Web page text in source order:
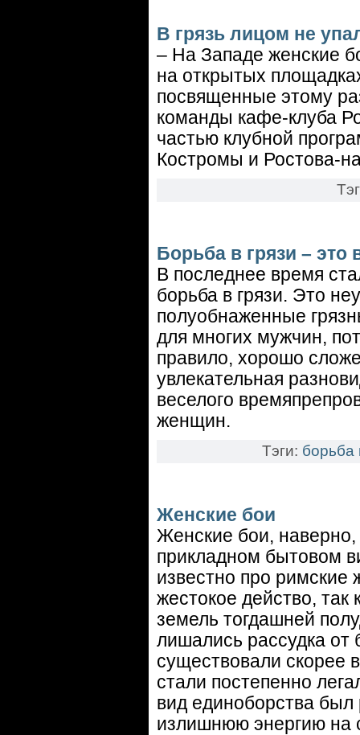
В грязь лицом не
– На Западе женские
на открытых
посвященные этому
команды кафе-клуба
частью клубной
Костромы и Ростова-
Борьба в грязи – это
В последнее время
борьба в грязи. Это
полуобнаженные
для многих мужчин,
правило, хорошо
увлекательная
веселого
женщин.
Тэги: борьба
Женские бои
Женские бои,
прикладном бытовом
известно про римские
жестокое действо,
земель тогдашней
лишались рассудка от
существовали скорее
стали постепенно
вид единоборства был
излишнюю энергию на